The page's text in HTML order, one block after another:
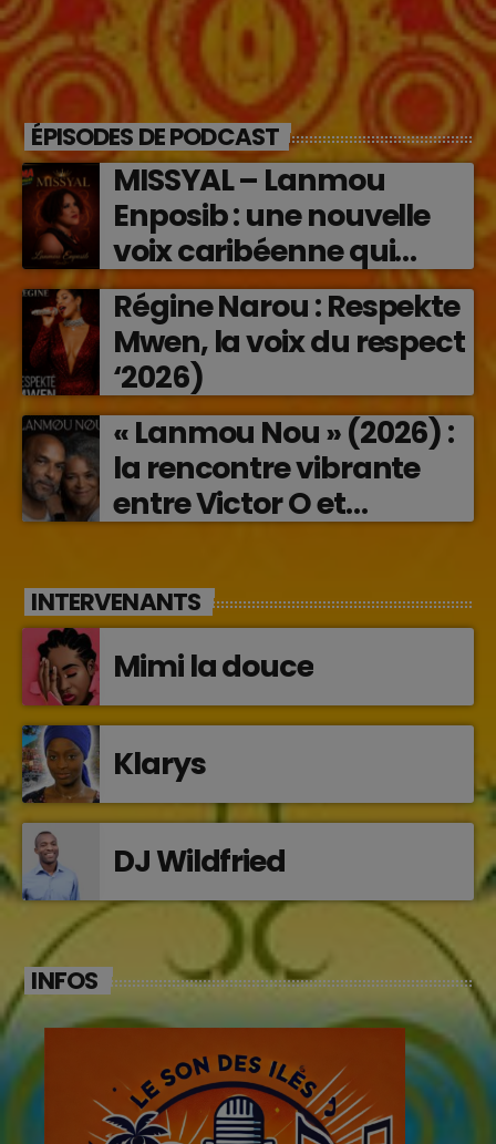
ÉPISODES DE PODCAST
MISSYAL – Lanmou
Enposib : une nouvelle
voix caribéenne qui
transforme les émotions
en musique (2026)
Régine Narou : Respekte
Mwen, la voix du respect
‘2026)
« Lanmou Nou » (2026) :
la rencontre vibrante
entre Victor O et
INTERVENANTS
Mimi la douce
Klarys
DJ Wildfried
INFOS